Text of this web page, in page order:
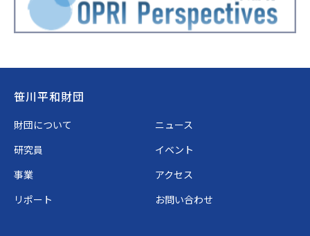
Footer
笹川平和財団
財団について
ニュース
研究員
イベント
事業
アクセス
リポート
お問い合わせ